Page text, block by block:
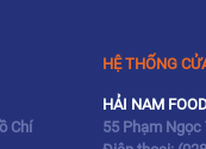
Chí
HỆ THỐNG
HẢI NAM
55 Phạm Ngọc